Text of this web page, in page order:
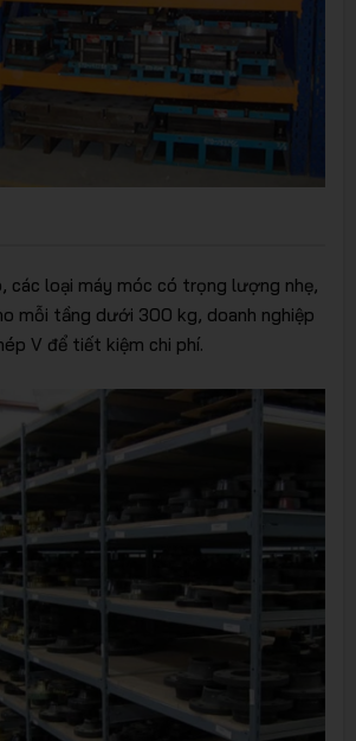
các loại máy móc có trọng lượng nhẹ,
mỗi tầng dưới 300 kg, doanh nghiệp
V để tiết kiệm chi phí.